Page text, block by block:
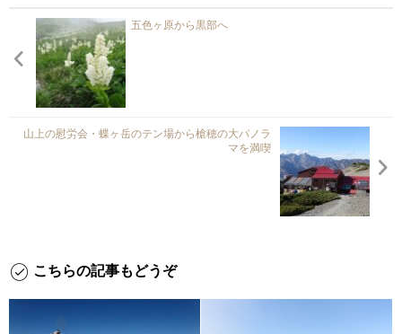
五色ヶ原から黒部へ
山上の慰労会・蝶ヶ岳のテン場から槍穂の大パノラ
マを満喫
こちらの記事もどうぞ